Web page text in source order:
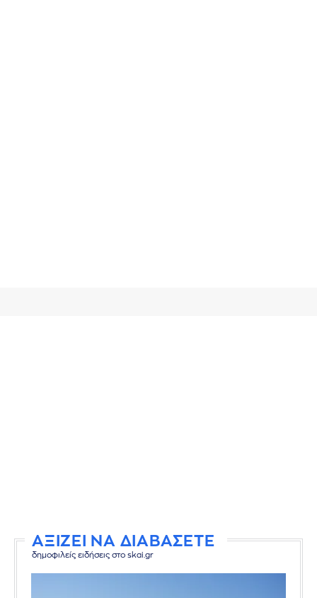
ΑΞΙΖΕΙ ΝΑ ΔΙΑΒΑΣΕΤΕ
δημοφιλείς ειδήσεις στο skai.gr